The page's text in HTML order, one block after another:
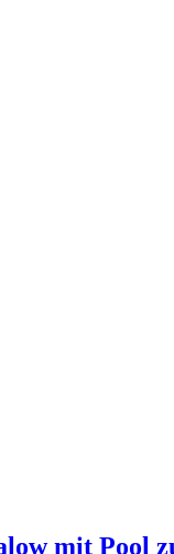
mit Pool